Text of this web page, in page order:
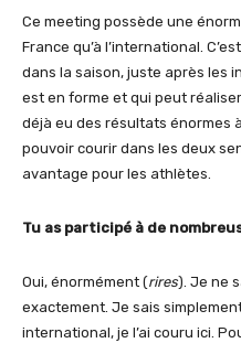
Ce meeting possède une
France qu’à l’international.
dans la saison, juste après les
est en forme et qui peut
déjà eu des résultats énormes
pouvoir courir dans les deux
avantage pour les athlètes.
Tu as participé à de
Oui, énormément (rires). Je ne
exactement. Je sais
international, je l’ai couru ici.